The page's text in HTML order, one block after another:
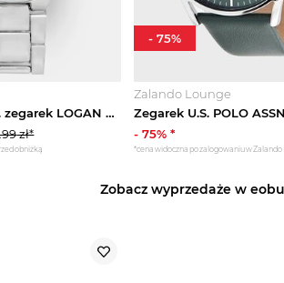
U.S. Polo Assn. zegarek LOGAN srebrny
zł*
obniżką
Zalando Lounge
-75% *
*cena widoczna po zalogowaniu w Zalando
-75%
Zobacz wyprzedaże w